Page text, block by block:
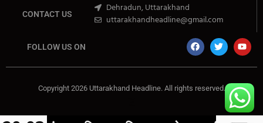
CONTACT US
Dehradun, Uttarakhand
uttarakhandheadline@gmail.com
FOLLOW US ON
Copyright 2026 Uttarakhand Headline. All rights reserved.